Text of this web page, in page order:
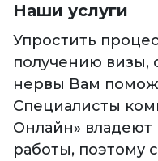
Наши услуги
Упростить
получению визы,
нервы Вам
Специалисты
Онлайн»
работы, поэтому